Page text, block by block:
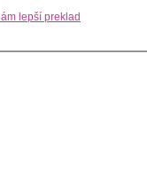
lepší preklad